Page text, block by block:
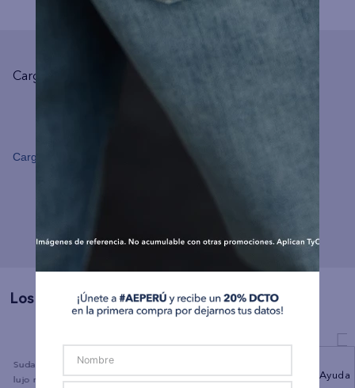
Ayuda
Cargando el resumen…
Cargando comentarios…
Los Más Vendidos
Sudadera con capucha de
lujo relajado con cremallera
Ae
AE